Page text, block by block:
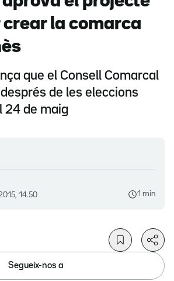
crear la comarca
que el Consell Comarcal
de les eleccions
24 de maig
14.50 1 min
Segueix-nos a